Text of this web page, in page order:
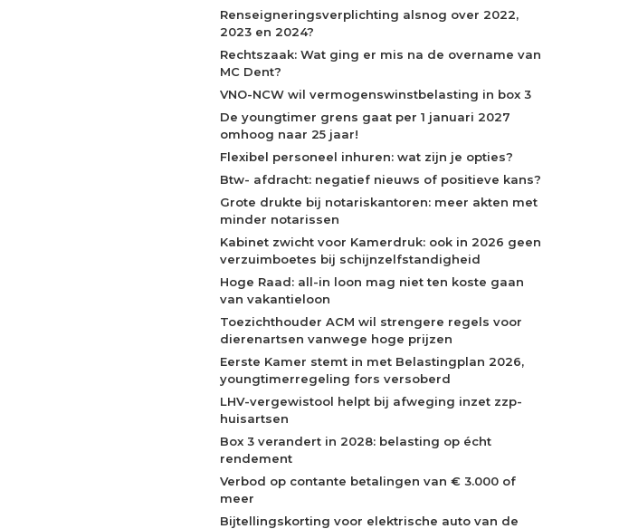
Renseigneringsverplichting alsnog over 2022,
2023 en 2024?
Rechtszaak: Wat ging er mis na de overname van
MC Dent?
VNO-NCW wil vermogenswinstbelasting in box 3
De youngtimer grens gaat per 1 januari 2027
omhoog naar 25 jaar!
Flexibel personeel inhuren: wat zijn je opties?
Btw- afdracht: negatief nieuws of positieve kans?
Grote drukte bij notariskantoren: meer akten met
minder notarissen
Kabinet zwicht voor Kamerdruk: ook in 2026 geen
verzuimboetes bij schijnzelfstandigheid
Hoge Raad: all-in loon mag niet ten koste gaan
van vakantieloon
Toezichthouder ACM wil strengere regels voor
dierenartsen vanwege hoge prijzen
Eerste Kamer stemt in met Belastingplan 2026,
youngtimerregeling fors versoberd
LHV-vergewistool helpt bij afweging inzet zzp-
huisartsen
Box 3 verandert in 2028: belasting op écht
rendement
Verbod op contante betalingen van € 3.000 of
meer
Bijtellingskorting voor elektrische auto van de